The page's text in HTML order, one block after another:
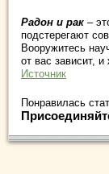
Радон и рак –
подстерегают
Вооружитесь
от вас зависит, и
Источник
Понравилась